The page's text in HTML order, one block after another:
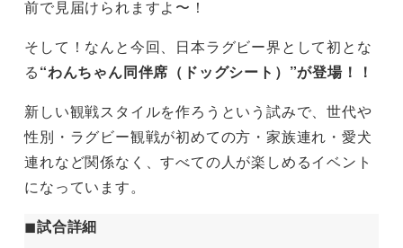
前で見届けられますよ〜！
そして！なんと今回、日本ラグビー界として初とな
る“わんちゃん同伴席（ドッグシート）”が登場！！
新しい観戦スタイルを作ろうという試みで、世代や
性別・ラグビー観戦が初めての方・家族連れ・愛犬
連れなど関係なく、すべての人が楽しめるイベント
になっています。
◼︎試合詳細